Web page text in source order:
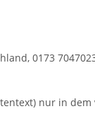
0173
nur in